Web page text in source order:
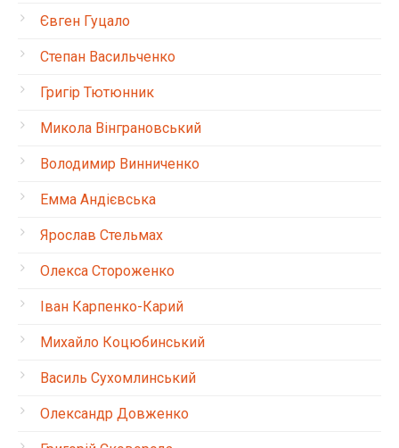
Євген Гуцало
Степан Васильченко
Григір Тютюнник
Микола Вінграновський
Володимир Винниченко
Емма Андієвська
Ярослав Стельмах
Олекса Стороженко
Іван Карпенко-Карий
Михайло Коцюбинський
Василь Сухомлинський
Олександр Довженко